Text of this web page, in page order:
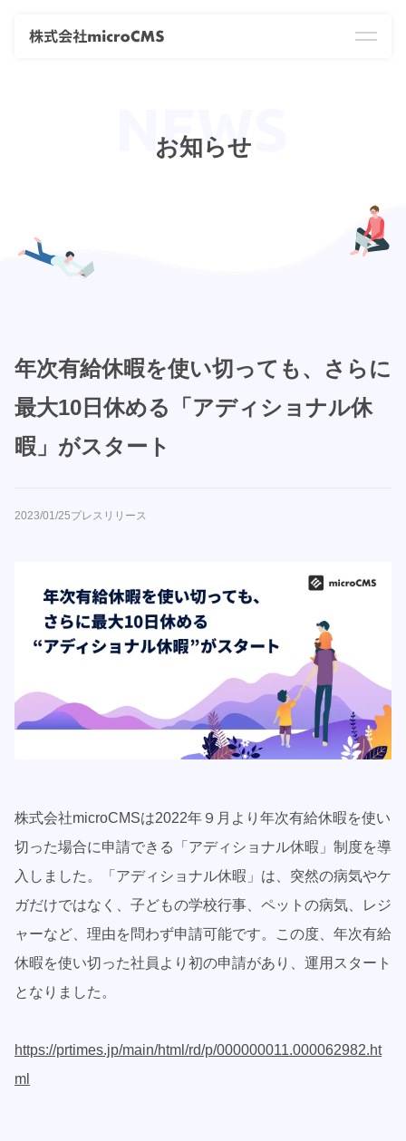
お知らせ
年次有給休暇を使い切っても、さらに
最大10日休める「アディショナル休
暇」がスタート
2023/01/25プレスリリース
株式会社microCMSは2022年９月より年次有給休暇を使い
切った場合に申請できる「アディショナル休暇」制度を導
入しました。「アディショナル休暇」は、突然の病気やケ
ガだけではなく、子どもの学校行事、ペットの病気、レジ
ャーなど、理由を問わず申請可能です。この度、年次有給
休暇を使い切った社員より初の申請があり、運用スタート
となりました。
https://prtimes.jp/main/html/rd/p/000000011.000062982.ht
ml